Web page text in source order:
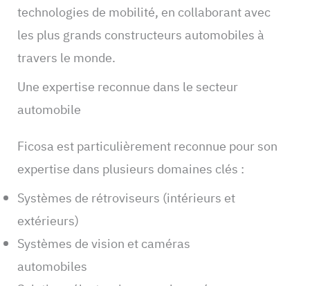
technologies de mobilité, en collaborant avec
les plus grands constructeurs automobiles à
travers le monde.
Une expertise reconnue dans le secteur
automobile
Ficosa est particulièrement reconnue pour son
expertise dans plusieurs domaines clés :
Systèmes de rétroviseurs (intérieurs et
extérieurs)
Systèmes de vision et caméras
automobiles